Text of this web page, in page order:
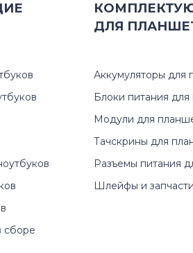
сборе
ДЛЯ
Аккумуляторы для
Блоки питания
Модули для
Тачскрины для
Разъемы питания
Шлейфы и